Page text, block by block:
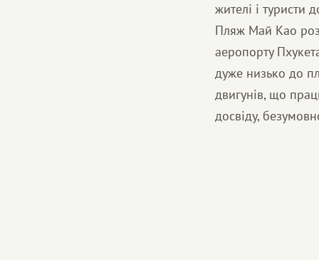
жителі і туристи
Пляж Май Као
аеропорту
дуже низько до
двигунів, що
досвіду,